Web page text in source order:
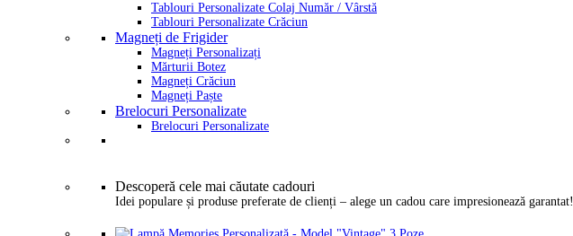
Tablouri Personalizate Colaj Număr / Vârstă
Tablouri Personalizate Crăciun
Magneți de Frigider
Magneți Personalizați
Mărturii Botez
Magneți Crăciun
Magneți Paște
Brelocuri Personalizate
Brelocuri Personalizate
Descoperă cele mai căutate cadouri
Idei populare și produse preferate de clienți – alege un cadou care impresionează garantat!